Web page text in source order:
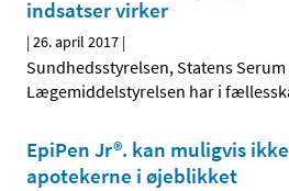
indsatser virker
|26. april 2017 |
Sundhedsstyrelsen, Statens
Lægemiddelstyrelsen har i
EpiPen Jr®. kan muligvis
apotekerne i øjeblikket